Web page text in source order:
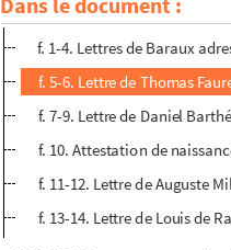
Ms 5893. Lettres autographes
f. 1-4. Lettres de Baraux
f. 5-6. Lettre de Thomas
f. 7-9. Lettre de Daniel
f. 10. Attestation de
f. 11-12. Lettre de Auguste
f. 13-14. Lettre de Louis de